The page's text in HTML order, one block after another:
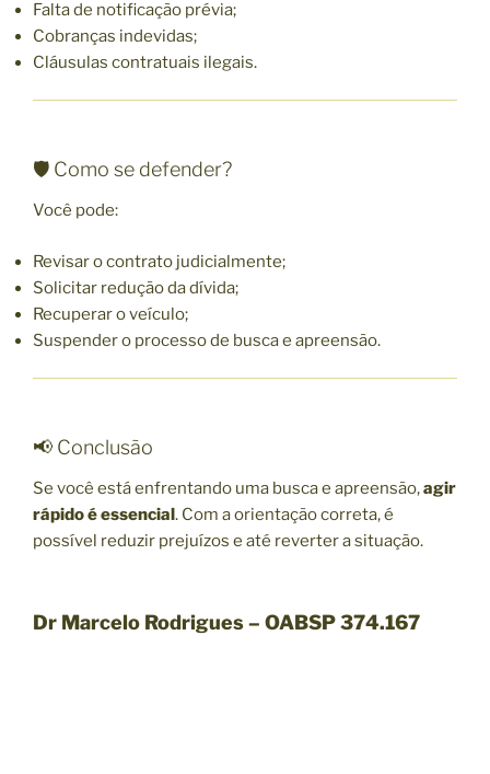
Falta de notificação prévia;
Cobranças indevidas;
Cláusulas contratuais ilegais.
🛡️ Como se defender?
Você pode:
Revisar o contrato judicialmente;
Solicitar redução da dívida;
Recuperar o veículo;
Suspender o processo de busca e apreensão.
📢 Conclusão
Se você está enfrentando uma busca e apreensão,agir
rápido é essencial. Com a orientação correta, é
possível reduzir prejuízos e até reverter a situação.
Dr Marcelo Rodrigues – OABSP 374.167